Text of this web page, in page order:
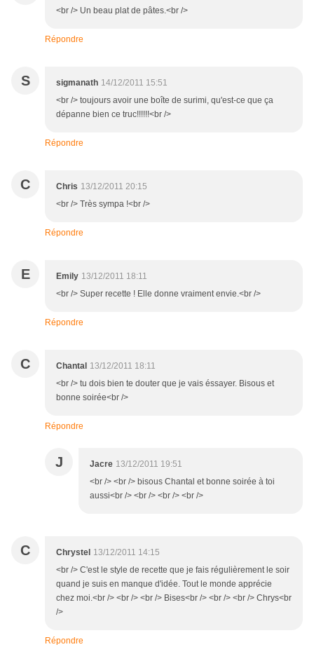
<br /> Un beau plat de pâtes.<br />
Répondre
S sigmanath 14/12/2011 15:51
<br /> toujours avoir une boîte de surimi, qu'est-ce que ça
dépanne bien ce truc!!!!!!<br />
Répondre
C Chris 13/12/2011 20:15
<br /> Très sympa !<br />
Répondre
E Emily 13/12/2011 18:11
<br /> Super recette ! Elle donne vraiment envie.<br />
Répondre
C Chantal 13/12/2011 18:11
<br /> tu dois bien te douter que je vais éssayer. Bisous et
bonne soirée<br />
Répondre
J Jacre 13/12/2011 19:51
<br /> <br /> bisous Chantal et bonne soirée à toi
aussi<br /> <br /> <br /> <br />
C Chrystel 13/12/2011 14:15
<br /> C'est le style de recette que je fais régulièrement le soir
quand je suis en manque d'idée. Tout le monde apprécie
chez moi.<br /> <br /> <br /> Bises<br /> <br /> <br /> Chrys<br
/>
Répondre